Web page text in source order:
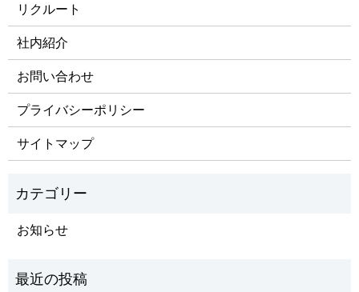
リクルート
社内紹介
お問い合わせ
プライバシーポリシー
サイトマップ
お知らせ